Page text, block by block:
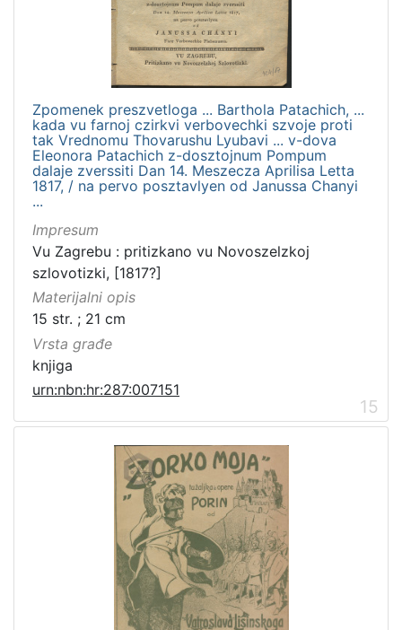
Zpomenek preszvetloga ... Barthola Patachich, ...
kada vu farnoj czirkvi verbovechki szvoje proti
tak Vrednomu Thovarushu Lyubavi ... v-dova
Eleonora Patachich z-dosztojnum Pompum
dalaje zverssiti Dan 14. Meszecza Aprilisa Letta
1817, / na pervo posztavlyen od Janussa Chanyi
...
Impresum
Vu Zagrebu : pritizkano vu Novoszelzkoj
szlovotizki, [1817?]
Materijalni opis
15 str. ; 21 cm
Vrsta građe
knjiga
urn:nbn:hr:287:007151
15